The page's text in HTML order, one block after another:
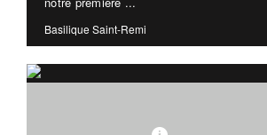
Basilique Saint-Remi